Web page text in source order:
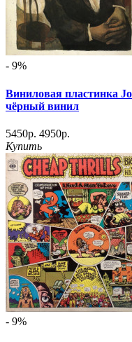
- 9%
Виниловая пластинка
чёрный винил
5450р. 4950р.
Купить
- 9%